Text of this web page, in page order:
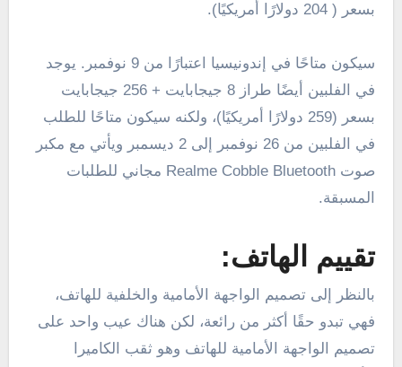
بسعر ( 204 دولارًا أمريكيًا).
سيكون متاحًا في إندونيسيا اعتبارًا من 9 نوفمبر. يوجد
في الفلبين أيضًا طراز 8 جيجابايت + 256 جيجابايت
بسعر (259 دولارًا أمريكيًا)، ولكنه سيكون متاحًا للطلب
في الفلبين من 26 نوفمبر إلى 2 ديسمبر ويأتي مع مكبر
صوت Realme Cobble Bluetooth مجاني للطلبات
المسبقة.
تقييم الهاتف:
بالنظر إلى تصميم الواجهة الأمامية والخلفية للهاتف،
فهي تبدو حقًا أكثر من رائعة، لكن هناك عيب واحد على
تصميم الواجهة الأمامية للهاتف وهو ثقب الكاميرا